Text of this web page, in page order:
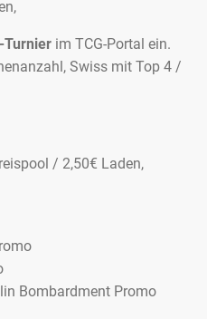
Turnier im TCG-Portal ein.
Swiss mit Top 4 /
/ 2,50€ Laden,
Bombardment Promo